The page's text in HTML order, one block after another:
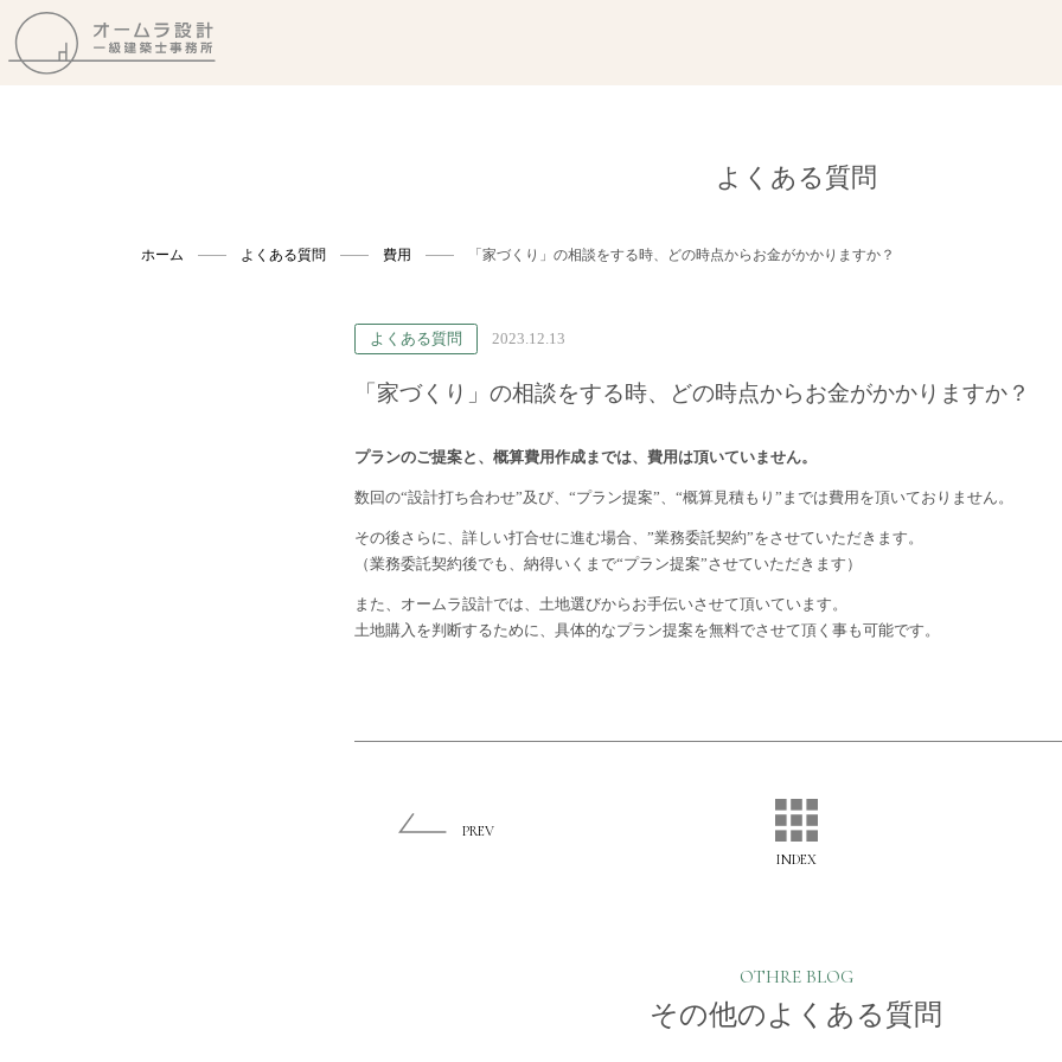
よくある質問
ホーム よくある質問 費用 「家づくり」の相談をする時、どの時点からお金がかかりますか？
よくある質問 2023.12.13
「家づくり」の相談をする時、どの時点からお金がかかりますか？
プランのご提案と、概算費用作成までは、費用は頂いていません。
数回の“設計打ち合わせ”及び、“プラン提案”、“概算見積もり”までは費用を頂いておりません。
その後さらに、詳しい打合せに進む場合、”業務委託契約”をさせていただきます。
（業務委託契約後でも、納得いくまで“プラン提案”させていただきます）
また、オームラ設計では、土地選びからお手伝いさせて頂いています。
土地購入を判断するために、具体的なプラン提案を無料でさせて頂く事も可能です。
PREV
INDEX
OTHRE BLOG
その他のよくある質問